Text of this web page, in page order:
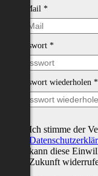
E-Mail *
Passwort *
Passwort wiederholen *
Ich stimme der
kann diese
Zukunft